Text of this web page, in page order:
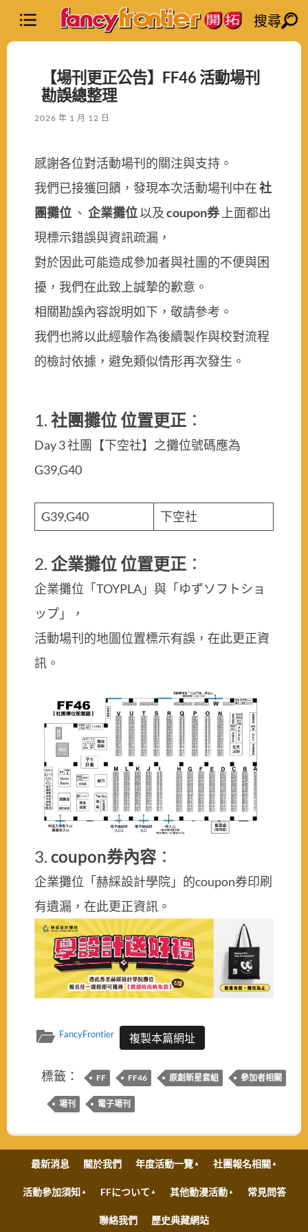
搜尋
【場刊更正公告】FF46 活動場刊
勘誤總整理
2026 年 1 月 12 日
感謝各位對活動場刊的關注與支持。
我們已接獲回饋，發現本次活動場刊中在社
團攤位 、 企業攤位以及coupon券上面都出
現標示錯誤與資訊疏漏，
對於因此可能造成參加者與社團的不便與困
擾，我們在此致上誠摯的歉意。
相關勘誤內容說明如下，敬請參考。
我們也將以此經驗作為後續製作與校對流程
的檢討依據，避免類似情形再次發生。
1. 社團攤位 位置更正 ：
Day 3 社團【下空社】之攤位號碼應為
G39,G40
G39,G40 下空社
2. 企業攤位 位置更正 ：
企業攤位「TOYPLA」與「ゆずソフトショ
ップ」，
活動場刊的地圖位置標示有誤，在此更正資
訊。
3. coupon券內容：
企業攤位「赫綵設計學院」的coupon券印刷
有遺漏，在此更正資訊。
FancyFrontier 複製本篇網址
標籤： FF FF46 原創新星套組 參加者相關
場刊 電子場刊
最新消息 關於我們 年度活動一覽 社團報名相關
活動參加須知 FFについて 其他動漫活動 常見問答
聯絡我們 歷史典藏網站